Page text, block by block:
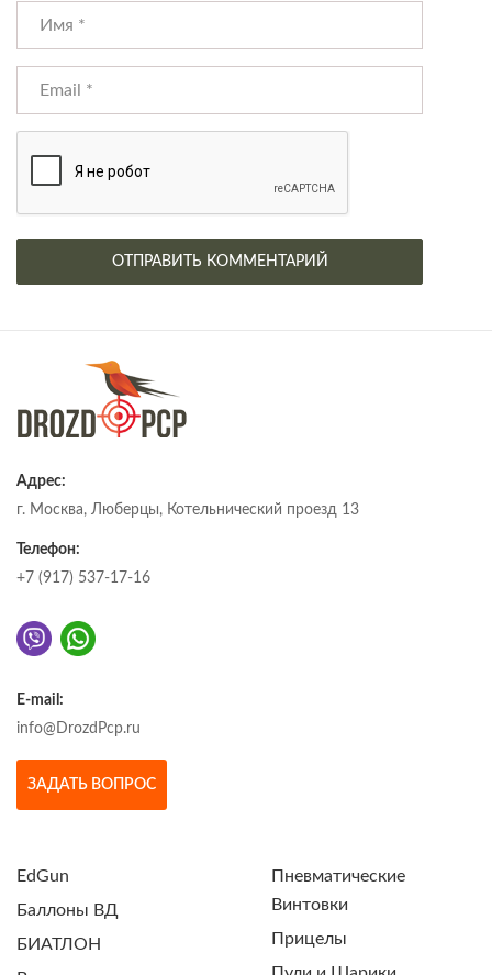
Адрес:
г. Москва, Люберцы, Котельнический проезд 13
Телефон:
+7 (917) 537-17-16
E-mail:
info@DrozdPcp.ru
ЗАДАТЬ ВОПРОС
EdGun
Баллоны ВД
БИАТЛОН
Пневматические
Винтовки
Прицелы